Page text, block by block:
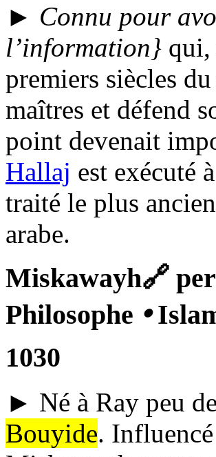
► Connu pour
l’information} qui,
premiers siècles
maîtres et défend
point devenait
Hallaj est exécuté
traité le plus
arabe.
Miskawayh🔗
Philosophe 🞄
1030
► Né à Ray peu
Bouyide.